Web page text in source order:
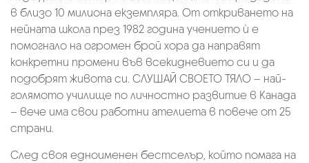
в близо 10 милиона екземпляра. От откриването на
нейната школа през 1982 година учението ѝ е
помогнало на огромен брой хора да направят
конкретни промени във всекидневието си и да
подобрят живота си. СЛУШАЙ СВОЕТО ТЯЛО – най-
голямото училище по личностно развитие в Канада
– вече има свои работни ателиета в повече от 25
страни.
След своя едноименен бестселър, който помага на